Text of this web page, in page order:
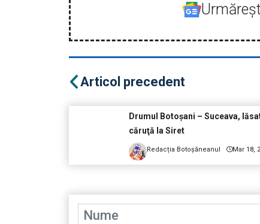
Articol precedent
Drumul Botoşani – Suceava,
căruţă la Siret
Redacția Botoșăneanul Mar 18,